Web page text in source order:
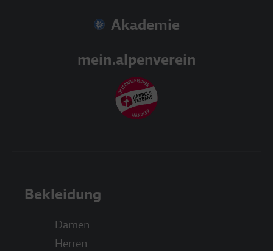
Akademie
mein.alpenverein
Bekleidung
Damen
Herren